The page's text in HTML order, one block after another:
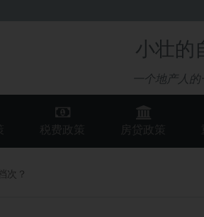
小壮的
一个地产人
税费政策 房贷政策
次？